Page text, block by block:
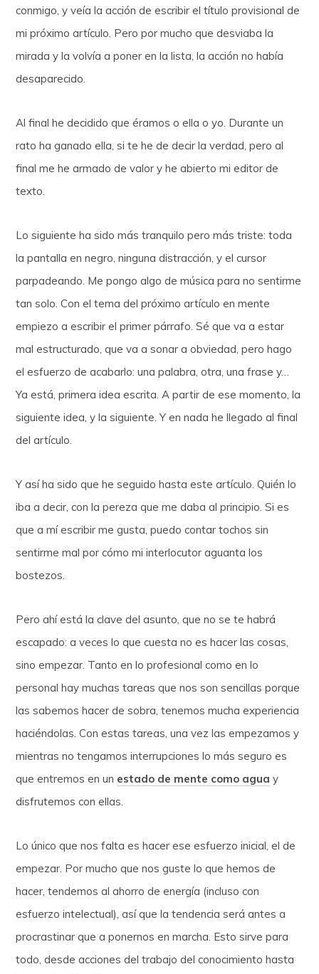
conmigo, y veía la acción de escribir el título provisional de
mi próximo artículo. Pero por mucho que desviaba la
mirada y la volvía a poner en la lista, la acción no había
desaparecido.
Al final he decidido que éramos o ella o yo. Durante un
rato ha ganado ella, si te he de decir la verdad, pero al
final me he armado de valor y he abierto mi editor de
texto.
Lo siguiente ha sido más tranquilo pero más triste: toda
la pantalla en negro, ninguna distracción, y el cursor
parpadeando. Me pongo algo de música para no sentirme
tan solo. Con el tema del próximo artículo en mente
empiezo a escribir el primer párrafo. Sé que va a estar
mal estructurado, que va a sonar a obviedad, pero hago
el esfuerzo de acabarlo: una palabra, otra, una frase y…
Ya está, primera idea escrita. A partir de ese momento, la
siguiente idea, y la siguiente. Y en nada he llegado al final
del artículo.
Y así ha sido que he seguido hasta este artículo. Quién lo
iba a decir, con la pereza que me daba al principio. Si es
que a mí escribir me gusta, puedo contar tochos sin
sentirme mal por cómo mi interlocutor aguanta los
bostezos.
Pero ahí está la clave del asunto, que no se te habrá
escapado: a veces lo que cuesta no es hacer las cosas,
sino empezar. Tanto en lo profesional como en lo
personal hay muchas tareas que nos son sencillas porque
las sabemos hacer de sobra, tenemos mucha experiencia
haciéndolas. Con estas tareas, una vez las empezamos y
mientras no tengamos interrupciones lo más seguro es
que entremos en un estado de mente como agua y
disfrutemos con ellas.
Lo único que nos falta es hacer ese esfuerzo inicial, el de
empezar. Por mucho que nos guste lo que hemos de
hacer, tendemos al ahorro de energía (incluso con
esfuerzo intelectual), así que la tendencia será antes a
procrastinar que a ponernos en marcha. Esto sirve para
todo, desde acciones del trabajo del conocimiento hasta